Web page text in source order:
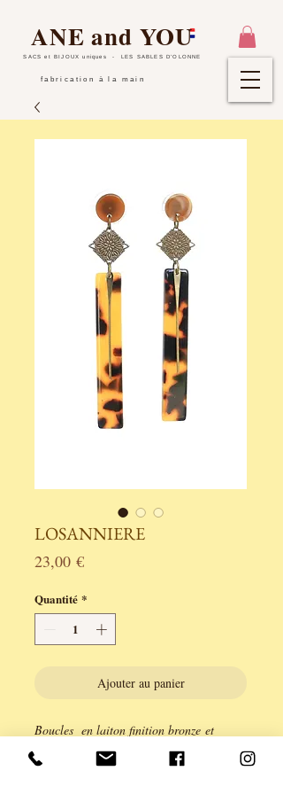
SACS et BIJOUX uniques - LES SABLES D'OLONNE
ANE and YOU
fabrication à la main
LOSANNIERE
23,00 €Prix
Quantité *
Ajouter au panier
Boucles en laiton finition bronze et
Légèreté et prestance affirmer pour cet